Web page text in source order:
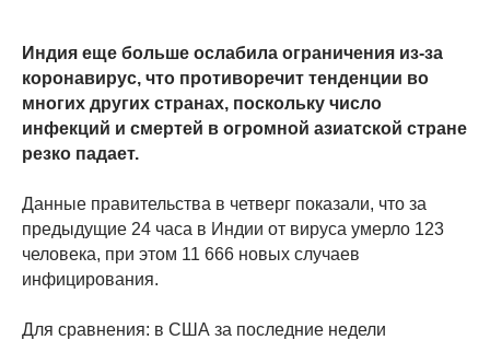
Индия еще больше ослабила ограничения из-за
коронавирус, что противоречит тенденции во
многих других странах, поскольку число
инфекций и смертей в огромной азиатской стране
резко падает.
Данные правительства в четверг показали, что за
предыдущие 24 часа в Индии от вируса умерло 123
человека, при этом 11 666 новых случаев
инфицирования.
Для сравнения: в США за последние недели